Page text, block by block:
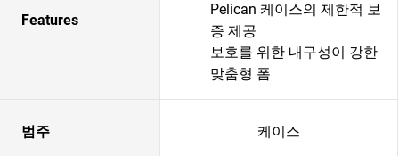
Features
Pelican 케이스의 제한적 보
증 제공
보호를 위한 내구성이 강한
맞춤형 폼
범주 케이스